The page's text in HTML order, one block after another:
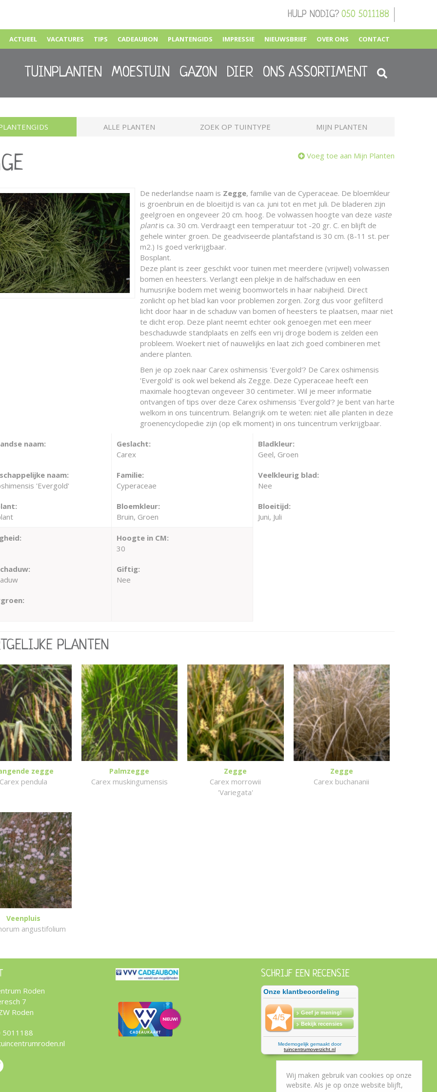
HULP NODIG? 050 5011188
ACTUEEL VACATURES TIPS CADEAUBON PLANTENGIDS IMPRESSIE NIEUWSBRIEF OVER ONS CONTACT
TUINPLANTEN MOESTUIN GAZON DIER ONS ASSORTIMENT
ALLE PLANTEN ZOEK OP TUINTYPE MIJN PLANTEN
Voeg toe aan Mijn Planten
De nederlandse naam is Zegge, familie van de Cyperaceae. De bloemkleur
is groenbruin en de bloeitijd is van ca. juni tot en met juli. De bladeren zijn
geelgroen en ongeveer 20 cm. hoog. De volwassen hoogte van deze vaste
plantis ca. 30 cm. Verdraagt een temperatuur tot -20 gr. C. en blijft de
gehele winter groen. De geadviseerde plantafstand is 30 cm. (8-11 st. per
m2.) Is goed verkrijgbaar.
Bosplant.
Deze plant is zeer geschikt voor tuinen met meerdere (vrijwel) volwassen
bomen en heesters. Verlangt een plekje in de halfschaduw en een
humusrijke bodem met weinig boomwortels in haar nabijheid. Direct
zonlicht op het blad kan voor problemen zorgen. Zorg dus voor gefilterd
licht door haar in de schaduw van bomen of heesters te plaatsen, maar niet
te dicht erop. Deze plant neemt echter ook genoegen met een meer
beschaduwde standplaats en zelfs een vrij droge bodem is zelden een
probleem. Woekert niet of nauwelijks en laat zich goed combineren met
andere planten.
Ben je op zoek naar Carex oshimensis 'Evergold'? De Carex oshimensis
'Evergold' is ook wel bekend als Zegge. Deze Cyperaceae heeft een
maximale hoogtevan ongeveer 30 centimeter. Wil je meer informatie
ontvangen of tips over deze Carex oshimensis 'Evergold'? Je bent van harte
welkom in ons tuincentrum. Belangrijk om te weten: niet alle planten in deze
groenencyclopedie zijn (op elk moment) in ons tuincentrum verkrijgbaar.
naam:
naam:
'Evergold'
Geslacht:
Carex
Familie:
Cyperaceae
Bloemkleur:
Bruin, Groen
Bladkleur:
Geel, Groen
Veelkleurig blad:
Nee
Bloeitijd:
Juni, Juli
Hoogte in CM:
30
Giftig:
Nee
PLANTEN
zegge
Carex pendula
Palmzegge
Carex muskingumensis
Zegge
Carex morrowii
'Variegata'
Zegge
Carex buchananii
Veenpluis
angustifolium
Roden
7
Roden
5011188
SCHRIJF EEN RECENSIE
Wij maken gebruik van cookies op onze
website. Als je op onze website blijft,